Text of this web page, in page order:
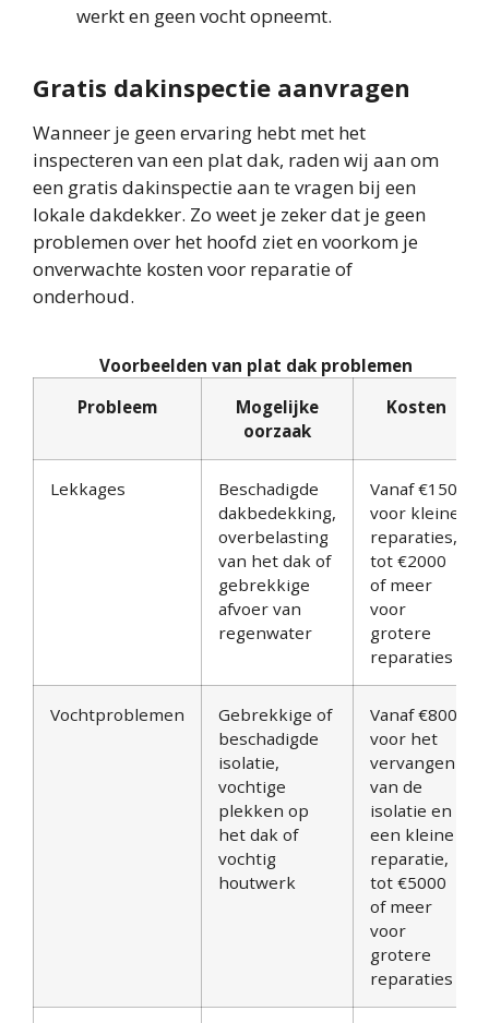
werkt en geen vocht opneemt.
Gratis dakinspectie aanvragen
Wanneer je geen ervaring hebt met het
inspecteren van een plat dak, raden wij aan om
een gratis dakinspectie aan te vragen bij een
lokale dakdekker. Zo weet je zeker dat je geen
problemen over het hoofd ziet en voorkom je
onverwachte kosten voor reparatie of
onderhoud.
Voorbeelden van plat dak problemen
Probleem
Mogelijke
oorzaak
Kosten
Lekkages
Beschadigde
dakbedekking,
overbelasting
van het dak of
gebrekkige
afvoer van
regenwater
Vanaf €150
voor kleine
reparaties,
tot €2000
of meer
voor
grotere
reparaties
Vochtproblemen
Gebrekkige of
beschadigde
isolatie,
vochtige
plekken op
het dak of
vochtig
houtwerk
Vanaf €800
voor het
vervangen
van de
isolatie en
een kleine
reparatie,
tot €5000
of meer
voor
grotere
reparaties